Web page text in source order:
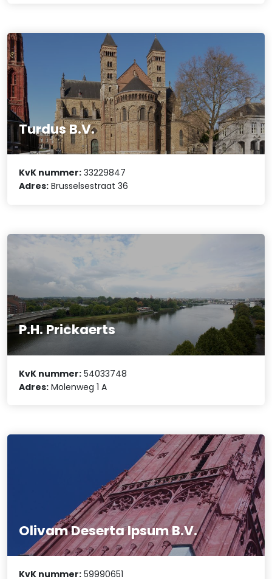
Turdus B.V.
KvK nummer: 33229847
Adres: Brusselsestraat 36
P.H. Prickaerts
KvK nummer: 54033748
Adres: Molenweg 1 A
Olivam Deserta Ipsum B.V.
KvK nummer: 59990651